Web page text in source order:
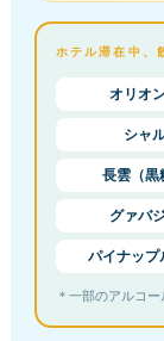
ホテル滞在中、
オリオ
シャ
長雲（黒
グァバ
パイナップ
＊一部のアルコ